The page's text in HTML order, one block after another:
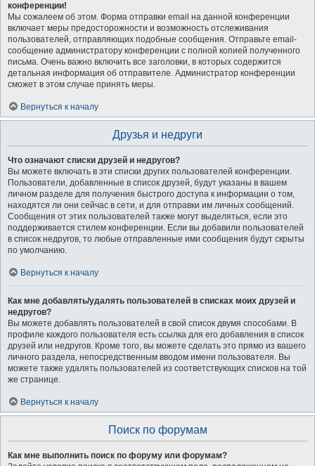
конференции!
Мы сожалеем об этом. Форма отправки email на данной конференции
включает меры предосторожности и возможность отслеживания
пользователей, отправляющих подобные сообщения. Отправьте email-
сообщение администратору конференции с полной копией полученного
письма. Очень важно включить все заголовки, в которых содержится
детальная информация об отправителе. Администратор конференции
сможет в этом случае принять меры.
Вернуться к началу
Друзья и недруги
Что означают списки друзей и недругов?
Вы можете включать в эти списки других пользователей конференции.
Пользователи, добавленные в список друзей, будут указаны в вашем
личном разделе для получения быстрого доступа к информации о том,
находятся ли они сейчас в сети, и для отправки им личных сообщений.
Сообщения от этих пользователей также могут выделяться, если это
поддерживается стилем конференции. Если вы добавили пользователей
в список недругов, то любые отправленные ими сообщения будут скрыты
по умолчанию.
Вернуться к началу
Как мне добавлять/удалять пользователей в списках моих друзей и
недругов?
Вы можете добавлять пользователей в свой список двумя способами. В
профиле каждого пользователя есть ссылка для его добавления в список
друзей или недругов. Кроме того, вы можете сделать это прямо из вашего
личного раздела, непосредственным вводом имени пользователя. Вы
можете также удалять пользователей из соответствующих списков на той
же странице.
Вернуться к началу
Поиск по форумам
Как мне выполнить поиск по форуму или форумам?